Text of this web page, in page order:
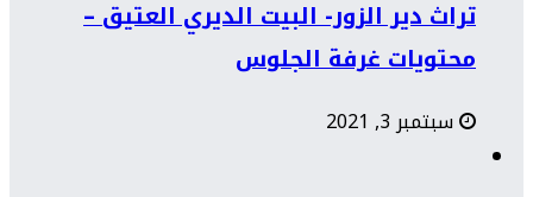
تراث دير الزور- البيت الديري العتيق –
محتويات غرفة الجلوس
سبتمبر 3, 2021